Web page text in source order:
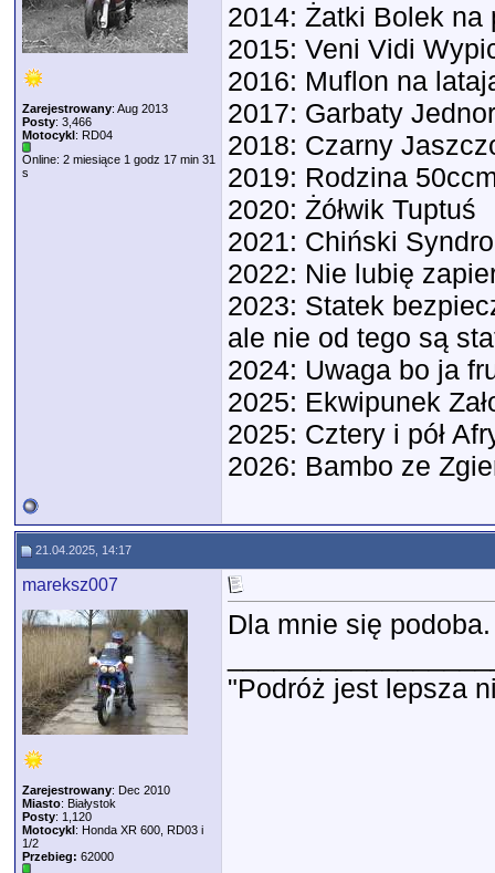
Zarejestrowany: Aug 2013
Posty: 3,466
Motocykl: RD04
Online: 2 miesiące 1 godz 17 min 31
s
2014: Żatki Bolek
2015: Veni Vidi
2016: Muflon na
2017: Garbaty
2018: Czarny
2019: Rodzina
2020: Żółwik Tuptuś
2021: Chiński
2022: Nie lubię
2023: Statek
ale nie od tego są
2024: Uwaga bo ja
2025: Ekwipunek
2025: Cztery i pół
2026: Bambo ze
21.04.2025, 14:17
mareksz007
Zarejestrowany: Dec 2010
Miasto: Białystok
Posty: 1,120
Motocykl: Honda XR 600, RD03 i
1/2
Przebieg: 62000
Dla mnie się podoba.
"Podróż jest lepsza